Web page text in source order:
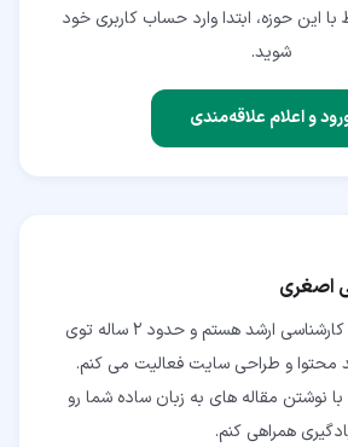
این حوزه، ابتدا وارد حساب کاربری خود
شوید.
و اعلام علاقه‌مندی
اصغری
دانشجوی کارشناسی ارشد هستم و حدود 2 ساله توی
محتوا و طراحی سایت فعالیت می کنم.
نوشتن مقاله های به زبان ساده شما رو
همراهی کنم.